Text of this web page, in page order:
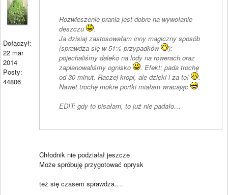
Dołączył:
22 mar
2014
Posty:
44806
Rozwieszenie prania jest dobre na wywołanie
deszczu
.
Ja dzisiaj zastosowałam inny magiczny sposób
(sprawdza się w 51% przypadków
):
pojechaliśmy daleko na lody na rowerach oraz
zaplanowaliśmy ognisko
. Efekt: pada trochę
od 30 minut. Raczej kropi, ale dzięki i za to!
.
Nawet trochę mokre portki miałam wracając
.
EDIT: gdy to pisałam, to już nie padało…
Chłodnik nie podziałał jeszcze
Może spróbuję przygotować oprysk
też się czasem sprawdza….